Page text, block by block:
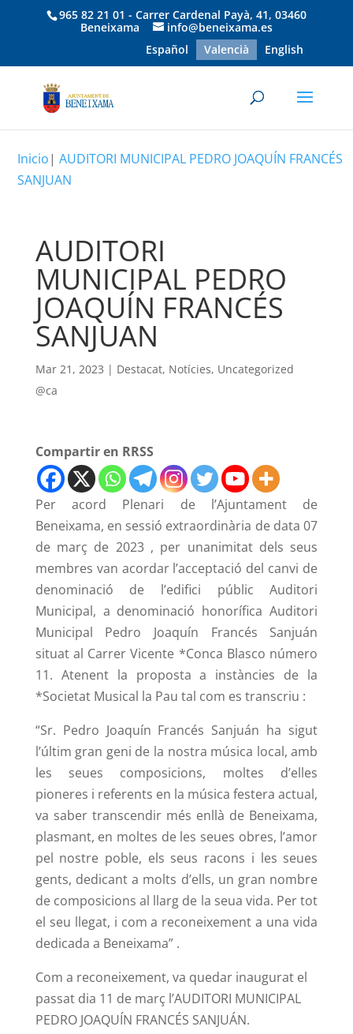
965 82 21 01 - Carrer Cardenal Payà, 41, 03460
Beneixama
info@beneixama.es
Español
Valencià English
Inicio|AUDITORI MUNICIPAL PEDRO JOAQUÍN FRANCÉS
SANJUAN
AUDITORI
MUNICIPAL PEDRO
JOAQUÍN FRANCÉS
SANJUAN
Mar 21, 2023 | Destacat, Notícies, Uncategorized
@ca
Compartir en RRSS
Per acord Plenari de l’Ajuntament de
Beneixama, en sessió extraordinària de data 07
de març de 2023 , per unanimitat dels seus
membres van acordar l’acceptació del canvi de
denominació de l’edifici públic Auditori
Municipal, a denominació honorífica Auditori
Municipal Pedro Joaquín Francés Sanjuán
situat al Carrer Vicente *Conca Blasco número
11. Atenent la proposta a instàncies de la
*Societat Musical la Pau tal com es transcriu :
“Sr. Pedro Joaquín Francés Sanjuán ha sigut
l’últim gran geni de la nostra música local, amb
les seues composicions, moltes d’elles
pioneres i referents en la música festera actual,
va saber transcendir més enllà de Beneixama,
plasmant, en moltes de les seues obres, l’amor
pel nostre poble, els seus racons i les seues
gents, dedicant a molts d’ells, un gran nombre
de composicions al llarg de la seua vida. Per tot
el seu llegat, i com a reconeixement a una vida
dedicada a Beneixama” .
Com a reconeixement, va quedar inaugurat el
passat dia 11 de març l’AUDITORI MUNICIPAL
PEDRO JOAQUÍN FRANCÉS SANJUÁN.